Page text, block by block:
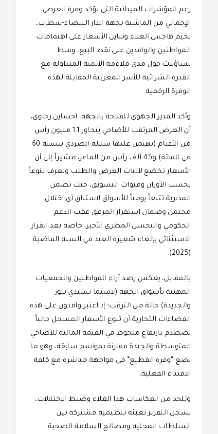
​رغم المؤشرات الميدانية التي تؤكد وفرة العرض
الإجمالي من الماشية بجهة الدار البيضاء-سطات،
يخيم هاجس الغلاء وتباين الأسعار على اهتمامات
المواطنين والوافدين على نقط البيع، وسط
تساؤلات حول مدى ملاءمة الأثمنة المتداولة مع
القدرة الشرائية للأسر المغربية المقابلة لهذه
الوفرة الرقمية.
​وأكد المدير الجهوي للفلاحة بالجهة، احساين رحاوي،
أن العرض المرتقب للأضاحي يتجاوز 1.1 مليون رأس
من الأغنام (تهيمن عليها سلالة الصردي بنسبة 60
في المائة) و45 ألف رأس من الماعز، مشيراً إلى أن
الأسعار تخضع لآليات العرض والطلب وتعرف تنوعاً
بحسب الأوزان وقنوات التسويق، حيث تضمن
المديرية تتبعاً يومياً للأسواق لاستباق أي اختلال
محتمل وضمان استقرار المرفق عقب الدعم
الحكومي والتحسن المطري الأخير، خاصة بعد القرار
الاستثنائي بإلغاء شعيرة العيد في السنة الماضية
(2025).
​بالمقابل، يعكس رصد آراء المواطنين والجمعيات
المهنية بأسواق الجهة (لاسيما بسيدي بنور
والجديدة) حالة من الترقب؛ إذ اعتبر وافدون على هذه
الفضاءات التجارية أن تنوع الأسعار المسجل حالياً
يصطدم بارتفاع ملحوظ في القيمة المالية للأضاحي
المتوسطة والجيدة مقارنة بمواسم سابقة، وهو ما
يضع “وفرة القطيع” في مواجهة مباشرة مع كلفة
الاقتناء الفعلية.
​وللحد من انعكاسات هذا الغلاء وضبط الاختلالات،
يسجل التقرير تعبئة تنظيمية مشتركة بين
السلطات المحلية ومصالح السلامة الصحية